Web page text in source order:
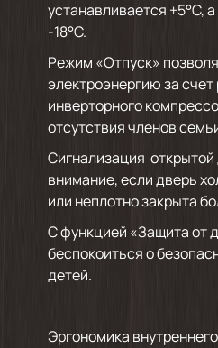
устанавливается +5°С,
-18°С.
Режим «Отпуск»
электроэнергию за
инверторного
отсутствия членов
Сигнализация
внимание, если дверь
или неплотно закрыта
С функцией «Защита от
беспокоиться о
детей.
Эргономика